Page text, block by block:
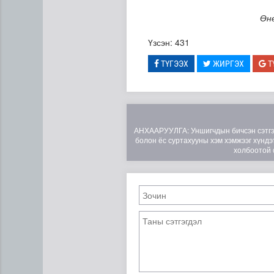
Мета компанид 567 сая
Үзсэн: 431
ТҮГЭЭХ ЖИРГЭХ
АНХААРУУЛГА: Уншигчдын бичсэн
болон ёс суртахууны хэм хэмжээг
холбоотой